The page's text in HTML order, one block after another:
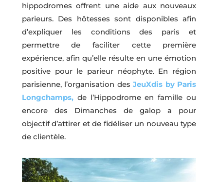
hippodromes offrent une aide aux nouveaux
parieurs. Des hôtesses sont disponibles afin
d’expliquer les conditions des paris et
permettre de faciliter cette première
expérience, afin qu’elle résulte en une émotion
positive pour le parieur néophyte. En région
parisienne, l’organisation desJeuXdis by Paris
Longchamps,de l’Hippodrome en famille ou
encore des Dimanches de galop a pour
objectif d’attirer et de fidéliser un nouveau type
de clientèle.